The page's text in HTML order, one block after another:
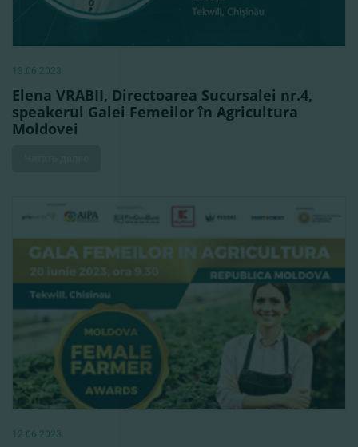
13.06.2023
Elena VRABII, Directoarea Sucursalei nr.4,
speakerul Galei Femeilor în Agricultura
Moldovei
12.06.2023